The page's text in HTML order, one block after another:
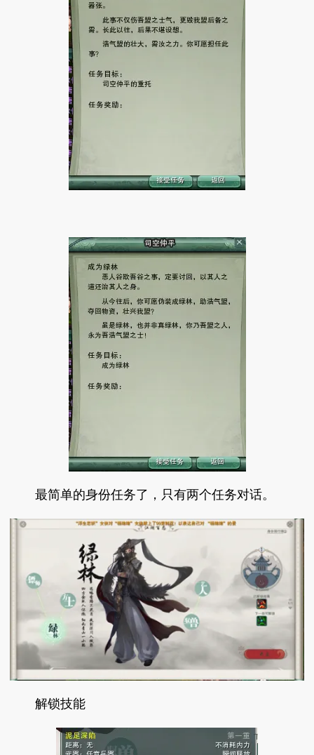
最简单的身份任务了，只有两个任务对话。
解锁技能